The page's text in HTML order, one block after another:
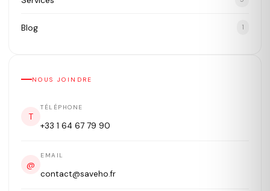
Blog 1
NOUS JOINDRE
T
TÉLÉPHONE
+33 1 64 67 79 90
@
EMAIL
contact@saveho.fr